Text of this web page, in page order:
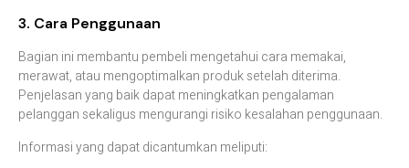
3. Cara Penggunaan
Bagian ini membantu pembeli mengetahui cara memakai,
merawat, atau mengoptimalkan produk setelah diterima.
Penjelasan yang baik dapat meningkatkan pengalaman
pelanggan sekaligus mengurangi risiko kesalahan penggunaan.
Informasi yang dapat dicantumkan meliputi: